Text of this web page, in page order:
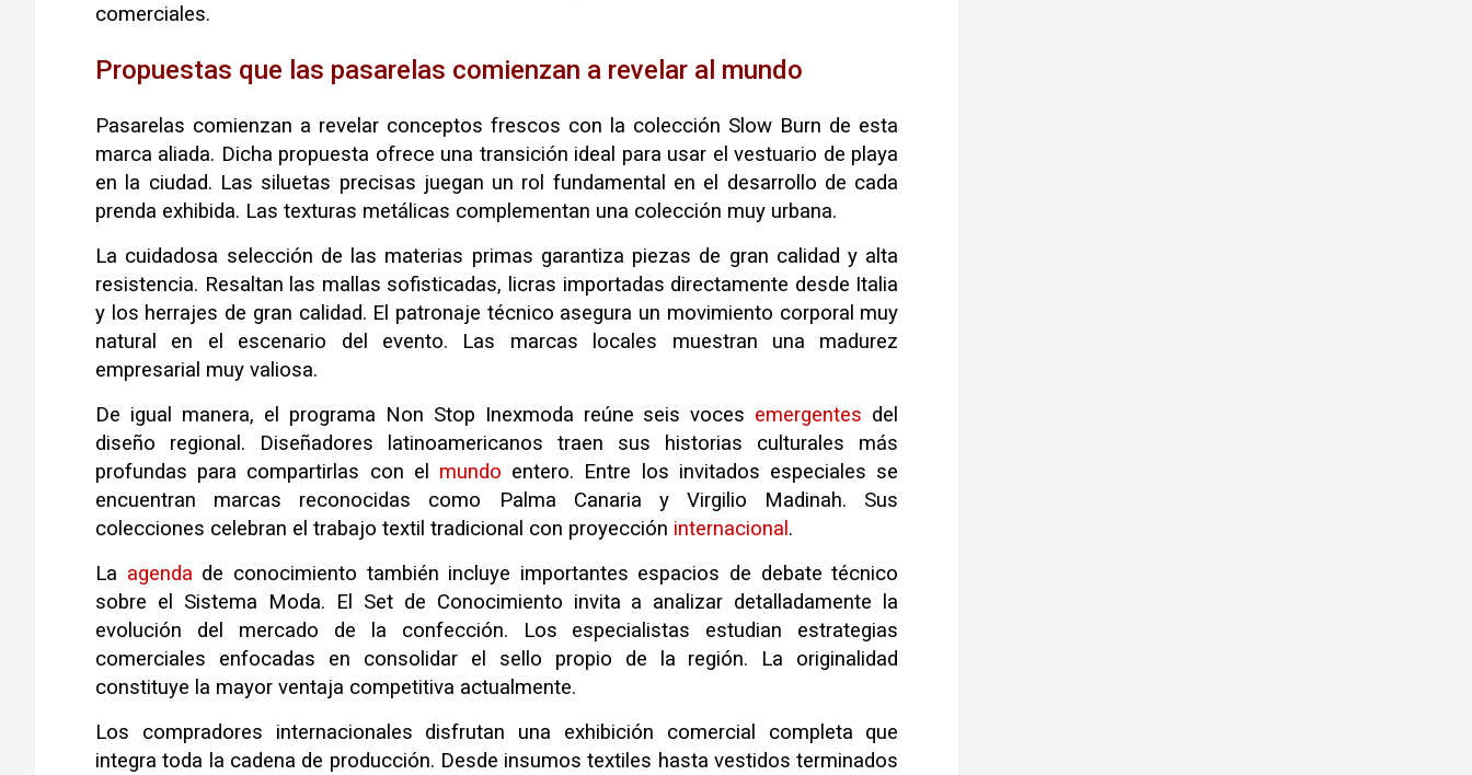
comerciales.
Propuestas que las pasarelas comienzan a revelar al mundo
Pasarelas comienzan a revelar conceptos frescos con la colección Slow Burn de esta
marca aliada. Dicha propuesta ofrece una transición ideal para usar el vestuario de playa
en la ciudad. Las siluetas precisas juegan un rol fundamental en el desarrollo de cada
prenda exhibida. Las texturas metálicas complementan una colección muy urbana.
La cuidadosa selección de las materias primas garantiza piezas de gran calidad y alta
resistencia. Resaltan las mallas sofisticadas, licras importadas directamente desde Italia
y los herrajes de gran calidad. El patronaje técnico asegura un movimiento corporal muy
natural en el escenario del evento. Las marcas locales muestran una madurez
empresarial muy valiosa.
De igual manera, el programa Non Stop Inexmoda reúne seis voces emergentes del
diseño regional. Diseñadores latinoamericanos traen sus historias culturales más
profundas para compartirlas con el mundo entero. Entre los invitados especiales se
encuentran marcas reconocidas como Palma Canaria y Virgilio Madinah. Sus
colecciones celebran el trabajo textil tradicional con proyección internacional .
La agenda de conocimiento también incluye importantes espacios de debate técnico
sobre el Sistema Moda. El Set de Conocimiento invita a analizar detalladamente la
evolución del mercado de la confección. Los especialistas estudian estrategias
comerciales enfocadas en consolidar el sello propio de la región. La originalidad
constituye la mayor ventaja competitiva actualmente.
Los compradores internacionales disfrutan una exhibición comercial completa que
integra toda la cadena de producción. Desde insumos textiles hasta vestidos terminados